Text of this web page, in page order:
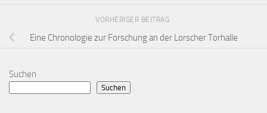
VORHERIGER BEITRAG
Eine Chronologie zur Forschung an der Lorscher Torhalle
Suchen
Suchen